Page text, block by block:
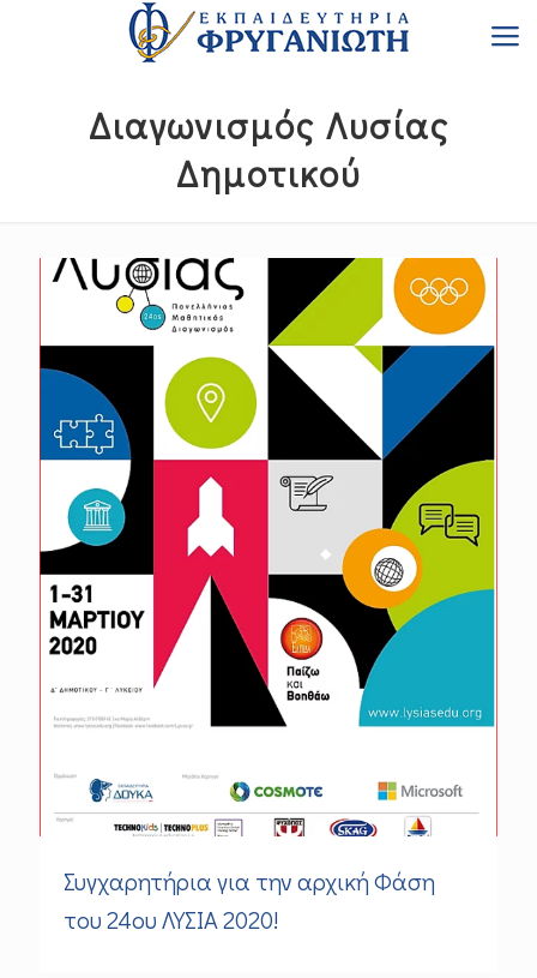
Διαγωνισμός Λυσίας
Δημοτικού
Συγχαρητήρια για την αρχική Φάση
του 24oυ ΛΥΣΙΑ 2020!